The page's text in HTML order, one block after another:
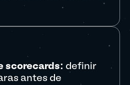
scorecards: definir
antes de